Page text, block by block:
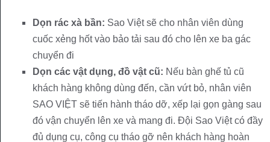
Dọn rác xà bần: Sao Việt sẽ cho nhân viên dùng
cuốc xẻng hốt vào bảo tải sau đó cho lên xe ba gác
chuyển đi
Dọn các vật dụng, đồ vật cũ: Nếu bàn ghế tủ cũ
khách hàng không dùng đến, cần vứt bỏ, nhân viên
SAO VIỆT sẽ tiến hành tháo dỡ, xếp lại gọn gàng sau
đó vận chuyển lên xe và mang đi. Đội Sao Việt có đầy
đủ dụng cụ, công cụ tháo gỡ nên khách hàng hoàn